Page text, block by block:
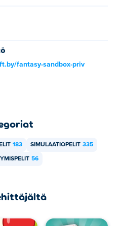
ilmaiseksi Poki.
tietokoneellasi ja
ja tableteilla.
fantasy-sandbox-priv
183 SIMULAATIOPELIT 335
56